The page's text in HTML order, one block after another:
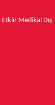
Medikal Dış